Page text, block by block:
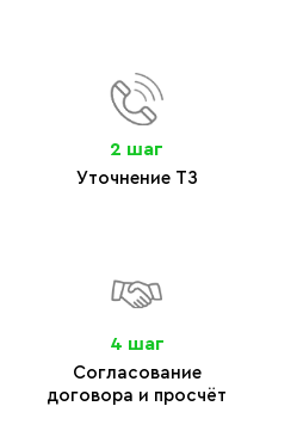
2 шаг
Уточнение ТЗ
4 шаг
Согласование
договора и просчёт